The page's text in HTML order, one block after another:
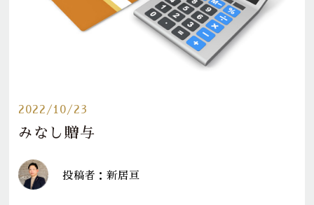
2022/10/23
みなし贈与
投稿者：新居亘